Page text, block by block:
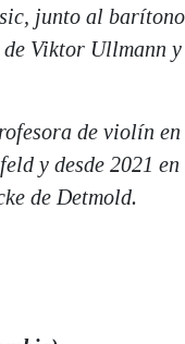
junto al barítono
Viktor Ullmann
de violín
y desde 2021
de Detmold.